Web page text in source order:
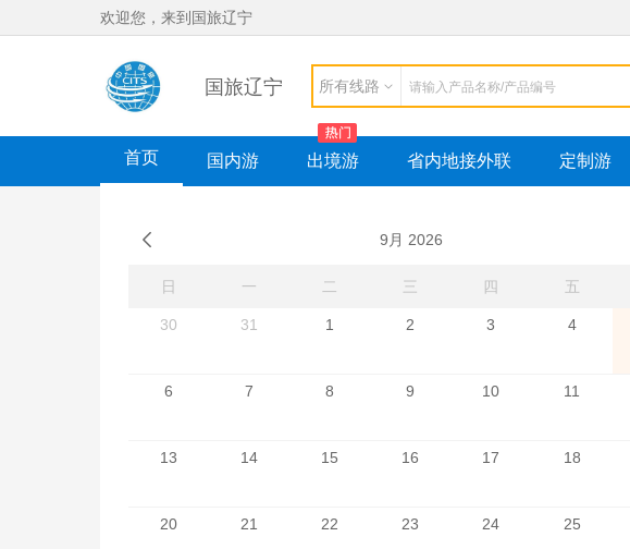
欢迎您，来到国旅辽宁
国旅辽宁 所有线路
首页 国内游 出境游 省内地接外联 定制游
9月 2026
日 一 二 三 四 五
30 31 1 2 3 4
6 7 8 9 10 11
13 14 15 16 17 18
20 21 22 23 24 25